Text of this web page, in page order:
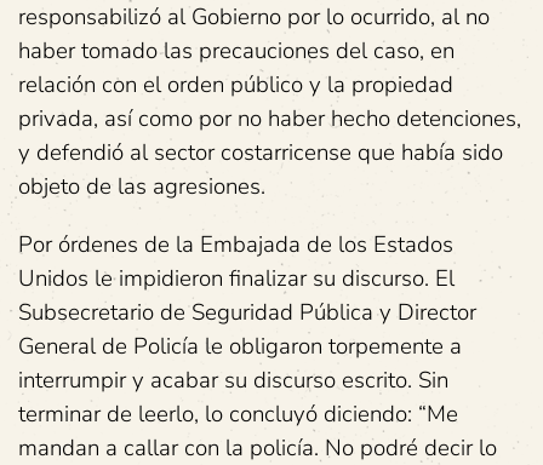
responsabilizó al Gobierno por lo ocurrido, al no
haber tomado las precauciones del caso, en
relación con el orden público y la propiedad
privada, así como por no haber hecho detenciones,
y defendió al sector costarricense que había sido
objeto de las agresiones.
Por órdenes de la Embajada de los Estados
Unidos le impidieron finalizar su discurso. El
Subsecretario de Seguridad Pública y Director
General de Policía le obligaron torpemente a
interrumpir y acabar su discurso escrito. Sin
terminar de leerlo, lo concluyó diciendo: “Me
mandan a callar con la policía. No podré decir lo